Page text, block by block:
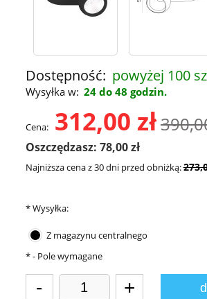
Dostępność: powyżej 100
Wysyłka w: 24 do 48 godzin.
Cena: 312,00 zł
Oszczędzasz: 78,00 zł
Najniższa cena z 30 dni przed obniżką:
*Wysyłka:
Z magazynu centralnego
- +
*- Pole wymagane